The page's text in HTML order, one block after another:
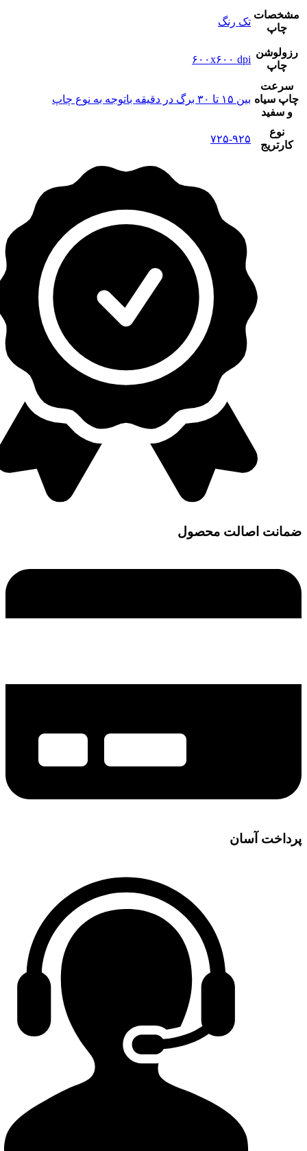
مشخصات
چاپ
تک رنگ
رزولوشن
چاپ
۶۰۰x۶۰۰ dpi
سرعت
چاپ سیاه
و سفید
بین ۱۵ تا ۳۰ برگ در دقیقه باتوجه به نوع چاپ
نوع
کارتریج
۷۲۵-۹۲۵
ضمانت اصالت محصول
پرداخت آسان